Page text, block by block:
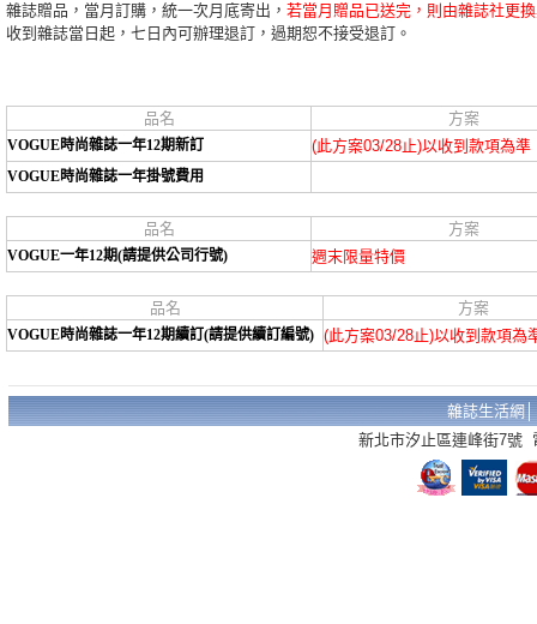
雜誌贈品，當月訂購，統一次月底寄出， 若當月贈品已送完，則由雜誌社更
收到雜誌當日起，七日內可辦理退訂，過期恕不接受退訂。
品名 方案
VOGUE時尚雜誌一年12期新訂 (此方案03/28止)以收到款項為準
VOGUE時尚雜誌一年掛號費用
品名 方案
VOGUE一年12期(請提供公司行號) 週末限量特價
品名 方案
VOGUE時尚雜誌一年12期續訂(請提供續訂編號) (此方案03/28止)以收到款項為
雜誌生活網
新北市汐止區連峰街7號